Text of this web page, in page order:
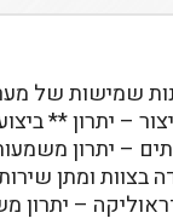
שמישות של
– יתרון **
– יתרון
בצוות ומתן
– יתרון